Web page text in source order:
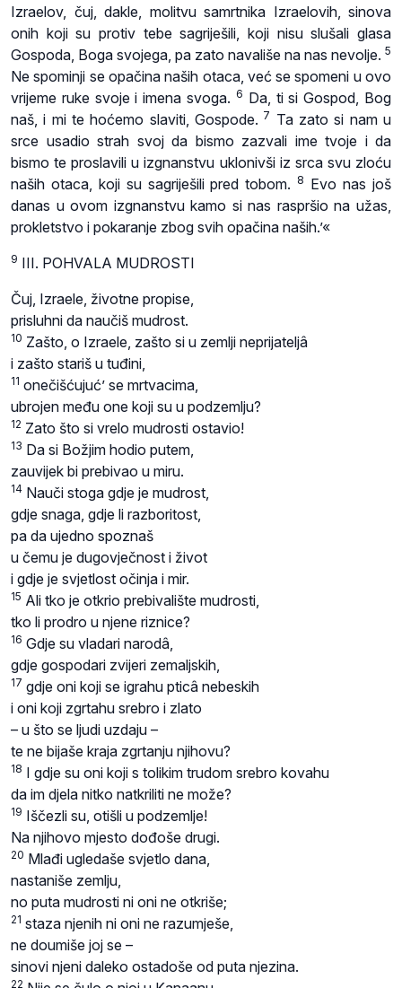
Izraelov, čuj, dakle, molitvu samrtnika Izraelovih, sinova
onih koji su protiv tebe sagriješili, koji nisu slušali glasa
Gospoda, Boga svojega, pa zato navališe na nas nevolje. 5
Ne spominji se opačina naših otaca, već se spomeni u ovo
vrijeme ruke svoje i imena svoga. 6 Da, ti si Gospod, Bog
naš, i mi te hoćemo slaviti, Gospode. 7 Ta zato si nam u
srce usadio strah svoj da bismo zazvali ime tvoje i da
bismo te proslavili u izgnanstvu uklonivši iz srca svu zloću
naših otaca, koji su sagriješili pred tobom. 8 Evo nas još
danas u ovom izgnanstvu kamo si nas raspršio na užas,
prokletstvo i pokaranje zbog svih opačina naših.’«
9 III. POHVALA MUDROSTI
Čuj, Izraele, životne propise,
prisluhni da naučiš mudrost.
10 Zašto, o Izraele, zašto si u zemlji neprijateljâ
i zašto stariš u tuđini,
11 onečišćujuć’ se mrtvacima,
ubrojen među one koji su u podzemlju?
12 Zato što si vrelo mudrosti ostavio!
13 Da si Božjim hodio putem,
zauvijek bi prebivao u miru.
14 Nauči stoga gdje je mudrost,
gdje snaga, gdje li razboritost,
pa da ujedno spoznaš
u čemu je dugovječnost i život
i gdje je svjetlost očinja i mir.
15 Ali tko je otkrio prebivalište mudrosti,
tko li prodro u njene riznice?
16 Gdje su vladari narodâ,
gdje gospodari zvijeri zemaljskih,
17 gdje oni koji se igrahu pticâ nebeskih
i oni koji zgrtahu srebro i zlato
– u što se ljudi uzdaju –
te ne bijaše kraja zgrtanju njihovu?
18 I gdje su oni koji s tolikim trudom srebro kovahu
da im djela nitko natkriliti ne može?
19 Iščezli su, otišli u podzemlje!
Na njihovo mjesto dođoše drugi.
20 Mlađi ugledaše svjetlo dana,
nastaniše zemlju,
no puta mudrosti ni oni ne otkriše;
21 staza njenih ni oni ne razumješe,
ne doumiše joj se –
sinovi njeni daleko ostadoše od puta njezina.
22